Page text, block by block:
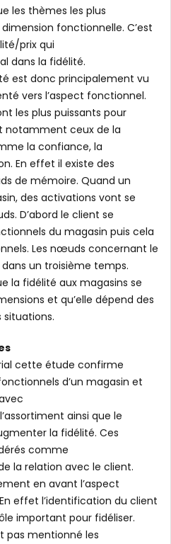
les thèmes les plus
fonctionnelle. C’est
prix qui
dans la fidélité.
est donc principalement vu
vers l’aspect fonctionnel.
les plus puissants pour
notamment ceux de la
la confiance, la
En effet il existe des
de mémoire. Quand un
des activations vont se
D’abord le client se
du magasin puis cela
Les nœuds concernant le
un troisième temps.
la fidélité aux magasins se
et qu’elle dépend des
situations.
cette étude confirme
d’un magasin et
ainsi que le
la fidélité. Ces
comme
la relation avec le client.
en avant l’aspect
effet l’identification du client
important pour fidéliser.
pas mentionné les